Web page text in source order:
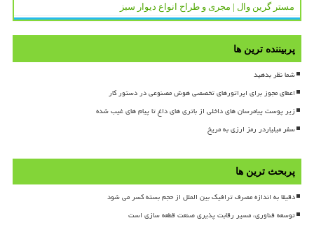
مستر گرین وال | مجری و طراح انواع دیوار سبز
پربیننده ترین ها
شما نظر بدهید
اعطای مجوز برای اپراتورهای تخصصی هوش مصنوعی در دستور کار
زیر پوست پیامرسان های داخلی از باتری های داغ تا پیام های غیب شده
سفر میلیاردر رمز ارزی به مریخ
پربحث ترین ها
دقیقا به اندازه مصرف ترافیک بین الملل از حجم بسته کسر می شود
توسعه فناوری، مسیر رقابت پذیری صنعت قطعه سازی است